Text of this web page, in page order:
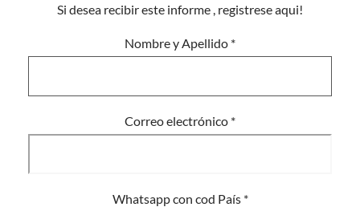
Si desea recibir este informe , registrese aqui!
Nombre y Apellido *
Correo electrónico *
Whatsapp con cod País *